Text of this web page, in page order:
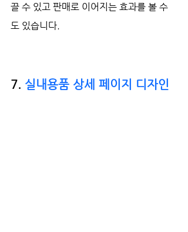
끌 수 있고 판매로 이어지는 효과를 볼 수
도 있습니다.
7. 실내용품 상세 페이지 디자인